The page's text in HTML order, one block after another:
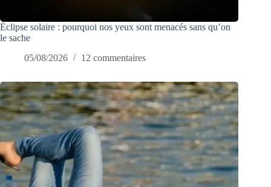
Éclipse solaire : pourquoi nos yeux sont menacés sans qu’on
le sache
05/08/2026
12 commentaires